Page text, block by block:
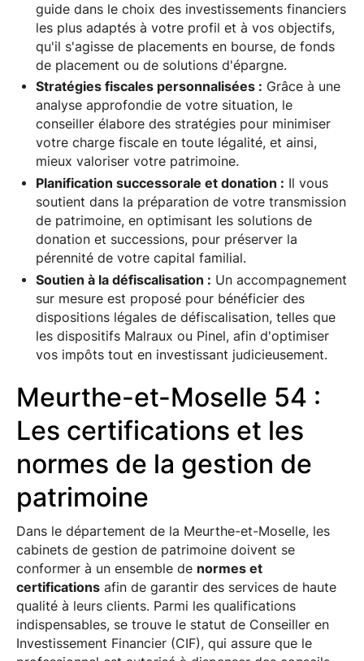
guide dans le choix des investissements financiers
les plus adaptés à votre profil et à vos objectifs,
qu'il s'agisse de placements en bourse, de fonds
de placement ou de solutions d'épargne.
Stratégies fiscales personnalisées : Grâce à une
analyse approfondie de votre situation, le
conseiller élabore des stratégies pour minimiser
votre charge fiscale en toute légalité, et ainsi,
mieux valoriser votre patrimoine.
Planification successorale et donation : Il vous
soutient dans la préparation de votre transmission
de patrimoine, en optimisant les solutions de
donation et successions, pour préserver la
pérennité de votre capital familial.
Soutien à la défiscalisation : Un accompagnement
sur mesure est proposé pour bénéficier des
dispositions légales de défiscalisation, telles que
les dispositifs Malraux ou Pinel, afin d'optimiser
vos impôts tout en investissant judicieusement.
Meurthe-et-Moselle 54 :
Les certifications et les
normes de la gestion de
patrimoine
Dans le département de la Meurthe-et-Moselle, les
cabinets de gestion de patrimoine doivent se
conformer à un ensemble de normes et
certificationsafin de garantir des services de haute
qualité à leurs clients. Parmi les qualifications
indispensables, se trouve le statut de Conseiller en
Investissement Financier (CIF), qui assure que le